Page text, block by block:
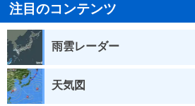
注目のコンテンツ
雨雲レーダー
天気図